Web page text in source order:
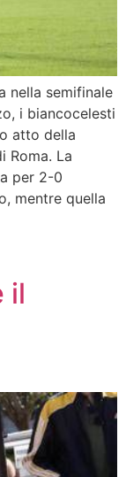
nella semifinale
i biancocelesti
atto della
Roma. La
per 2-0
mentre quella
il